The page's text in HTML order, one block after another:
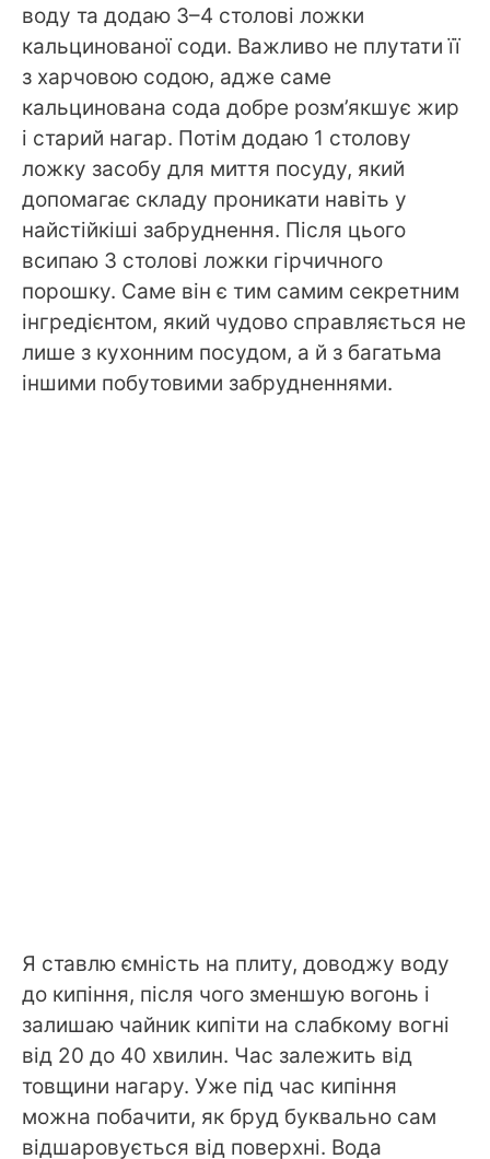
воду та додаю 3–4 столові ложки
кальцинованої соди. Важливо не плутати її
з харчовою содою, адже саме
кальцинована сода добре розм’якшує жир
і старий нагар. Потім додаю 1 столову
ложку засобу для миття посуду, який
допомагає складу проникати навіть у
найстійкіші забруднення. Після цього
всипаю 3 столові ложки гірчичного
порошку. Саме він є тим самим секретним
інгредієнтом, який чудово справляється не
лише з кухонним посудом, а й з багатьма
іншими побутовими забрудненнями.
Я ставлю ємність на плиту, доводжу воду
до кипіння, після чого зменшую вогонь і
залишаю чайник кипіти на слабкому вогні
від 20 до 40 хвилин. Час залежить від
товщини нагару. Уже під час кипіння
можна побачити, як бруд буквально сам
відшаровується від поверхні. Вода